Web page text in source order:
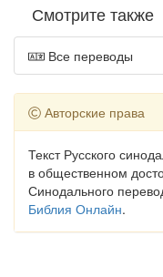
Смотрите также
Все переводы
Авторские права
Текст Русского
в общественном
Синодального
Библия Онлайн.